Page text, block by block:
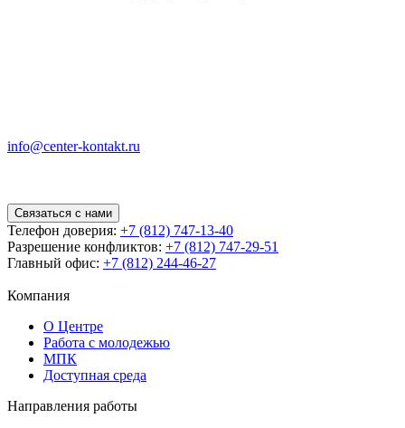
info@center-kontakt.ru
Связаться с нами
Телефон доверия: +7 (812) 747-13-40
Разрешение конфликтов: +7 (812) 747-29-51
Главный офис: +7 (812) 244-46-27
Компания
О Центре
Работа с молодежью
МПК
Доступная среда
Направления работы